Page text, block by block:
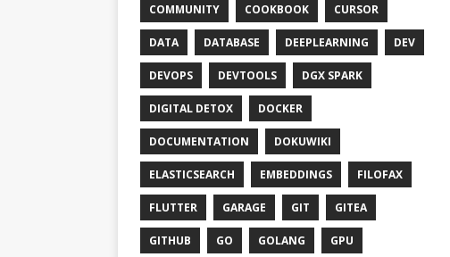
COMMUNITY COOKBOOK CURSOR
DATA DATABASE DEEPLEARNING DEV
DEVOPS DEVTOOLS DGX SPARK
DIGITAL DETOX DOCKER
DOCUMENTATION DOKUWIKI
ELASTICSEARCH EMBEDDINGS FILOFAX
FLUTTER GARAGE GIT GITEA
GITHUB GO GOLANG GPU